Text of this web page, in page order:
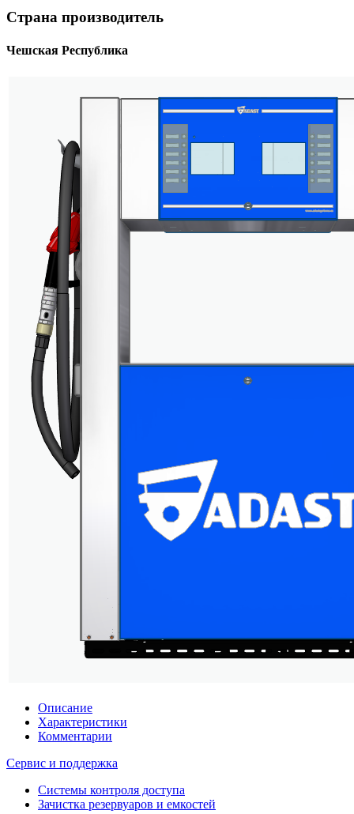
Страна производитель
Чешская Республика
Описание
Характеристики
Комментарии
Сервис и поддержка
Системы контроля доступа
Зачистка резервуаров и емкостей